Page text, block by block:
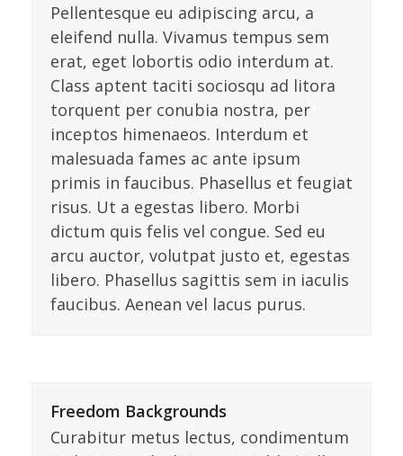
Pellentesque eu adipiscing arcu, a
eleifend nulla. Vivamus tempus sem
erat, eget lobortis odio interdum at.
Class aptent taciti sociosqu ad litora
torquent per conubia nostra, per
inceptos himenaeos. Interdum et
malesuada fames ac ante ipsum
primis in faucibus. Phasellus et feugiat
risus. Ut a egestas libero. Morbi
dictum quis felis vel congue. Sed eu
arcu auctor, volutpat justo et, egestas
libero. Phasellus sagittis sem in iaculis
faucibus. Aenean vel lacus purus.
Freedom Backgrounds
Curabitur metus lectus, condimentum